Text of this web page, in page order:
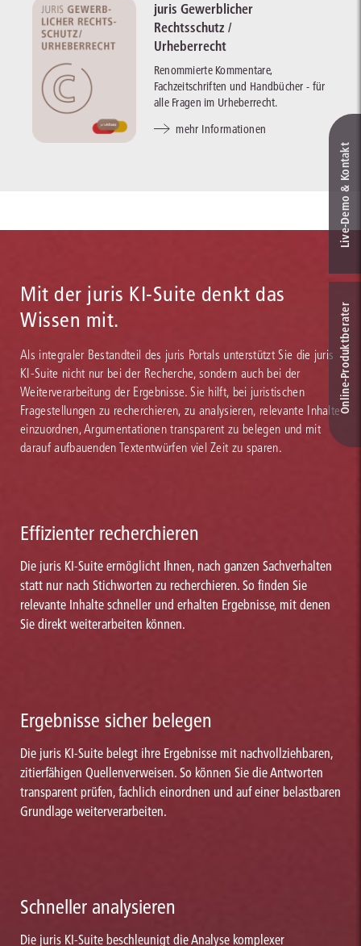
juris Gewerblicher
Rechtsschutz /
Urheberrecht
Renommierte Kommentare,
Fachzeitschriften und Handbücher - für
alle Fragen im Urheberrecht.
mehr Informationen
Mit der juris KI-Suite denkt das
Wissen mit.
Als integraler Bestandteil des juris Portals unterstützt Sie die juris
KI-Suite nicht nur bei der Recherche, sondern auch bei der
Weiterverarbeitung der Ergebnisse. Sie hilft, bei juristischen
Fragestellungen zu recherchieren, zu analysieren, relevante Inhalte
einzuordnen, Argumentationen transparent zu belegen und mit
darauf aufbauenden Textentwürfen viel Zeit zu sparen.
Effizienter recherchieren
Die juris KI-Suite ermöglicht Ihnen, nach ganzen Sachverhalten
statt nur nach Stichworten zu recherchieren. So finden Sie
relevante Inhalte schneller und erhalten Ergebnisse, mit denen
Sie direkt weiterarbeiten können.
Ergebnisse sicher belegen
Die juris KI-Suite belegt ihre Ergebnisse mit nachvollziehbaren,
zitierfähigen Quellenverweisen. So können Sie die Antworten
transparent prüfen, fachlich einordnen und auf einer belastbaren
Grundlage weiterverarbeiten.
Schneller analysieren
Die juris KI-Suite beschleunigt die Analyse komplexer
Live‑Demo & Kontakt
Online-Produkt­berater